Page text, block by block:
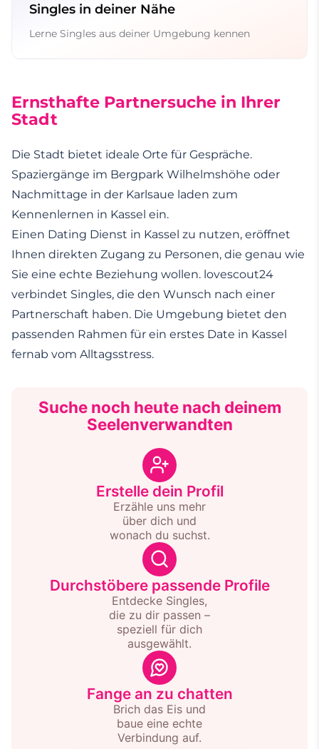
Singles in deiner Nähe
Lerne Singles aus deiner Umgebung kennen
Ernsthafte Partnersuche in Ihrer
Stadt
Die Stadt bietet ideale Orte für Gespräche.
Spaziergänge im Bergpark Wilhelmshöhe oder
Nachmittage in der Karlsaue laden zum
Kennenlernen in Kassel ein.
Einen Dating Dienst in Kassel zu nutzen, eröffnet
Ihnen direkten Zugang zu Personen, die genau wie
Sie eine echte Beziehung wollen. lovescout24
verbindet Singles, die den Wunsch nach einer
Partnerschaft haben. Die Umgebung bietet den
passenden Rahmen für ein erstes Date in Kassel
fernab vom Alltagsstress.
Suche noch heute nach deinem
Seelenverwandten
Erstelle dein Profil
Erzähle uns mehr
über dich und
wonach du suchst.
Durchstöbere passende Profile
Entdecke Singles,
die zu dir passen –
speziell für dich
ausgewählt.
Fange an zu chatten
Brich das Eis und
baue eine echte
Verbindung auf.